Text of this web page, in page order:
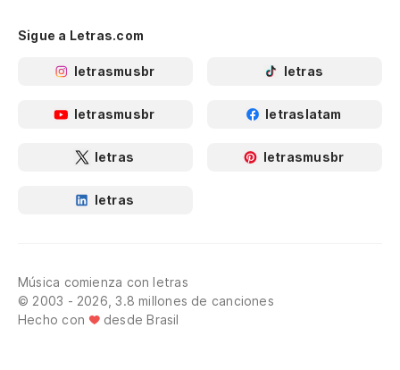
Sigue a Letras.com
letrasmusbr letras
letrasmusbr letraslatam
letras letrasmusbr
letras
Música comienza con letras
© 2003 - 2026, 3.8 millones de canciones
Hecho con
desde Brasil